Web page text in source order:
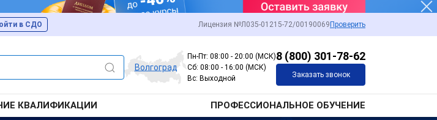
в СДО Лицензия №Л035-01215-72/00190069 Проверить
Волгоград
Пн-Пт: 08:00 - 20:00 (МСК)
Сб: 08:00 - 16:00 (МСК)
Вс: Выходной
8 (800) 301-78-62
Заказать звонок
КВАЛИФИКАЦИИ ПРОФЕССИОНАЛЬНОЕ ОБУЧЕНИЕ